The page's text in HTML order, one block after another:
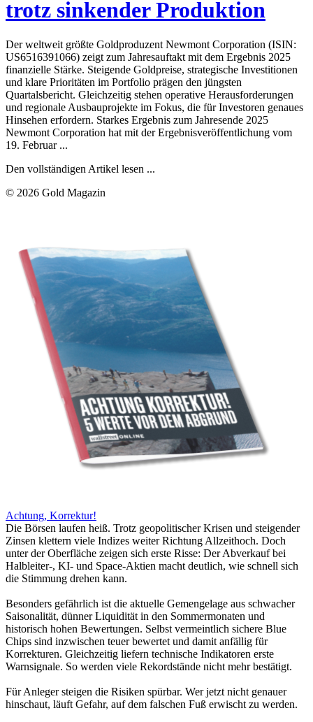
trotz sinkender Produktion
Der weltweit größte Goldproduzent Newmont Corporation (ISIN:
US6516391066) zeigt zum Jahresauftakt mit dem Ergebnis 2025
finanzielle Stärke. Steigende Goldpreise, strategische Investitionen
und klare Prioritäten im Portfolio prägen den jüngsten
Quartalsbericht. Gleichzeitig stehen operative Herausforderungen
und regionale Ausbauprojekte im Fokus, die für Investoren genaues
Hinsehen erfordern. Starkes Ergebnis zum Jahresende 2025
Newmont Corporation hat mit der Ergebnisveröffentlichung vom
19. Februar ...
Den vollständigen Artikel lesen ...
© 2026 Gold Magazin
Achtung, Korrektur!
Die Börsen laufen heiß. Trotz geopolitischer Krisen und steigender
Zinsen klettern viele Indizes weiter Richtung Allzeithoch. Doch
unter der Oberfläche zeigen sich erste Risse: Der Abverkauf bei
Halbleiter-, KI- und Space-Aktien macht deutlich, wie schnell sich
die Stimmung drehen kann.
Besonders gefährlich ist die aktuelle Gemengelage aus schwacher
Saisonalität, dünner Liquidität in den Sommermonaten und
historisch hohen Bewertungen. Selbst vermeintlich sichere Blue
Chips sind inzwischen teuer bewertet und damit anfällig für
Korrekturen. Gleichzeitig liefern technische Indikatoren erste
Warnsignale. So werden viele Rekordstände nicht mehr bestätigt.
Für Anleger steigen die Risiken spürbar. Wer jetzt nicht genauer
hinschaut, läuft Gefahr, auf dem falschen Fuß erwischt zu werden.